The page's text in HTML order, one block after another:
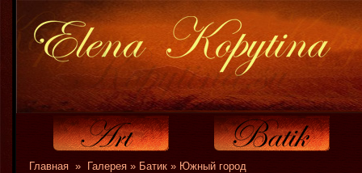
Главная » Галерея » Батик » Южный город